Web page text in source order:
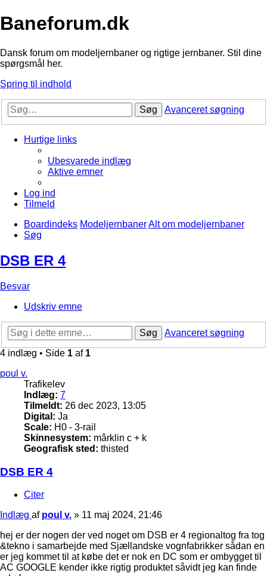
Baneforum.dk
Dansk forum om modeljernbaner og rigtige jernbaner. Stil dine
spørgsmål her.
Spring til indhold
Søg Avanceret søgning
Hurtige links
Ubesvarede indlæg
Aktive emner
Log ind
Tilmeld
Boardindeks ModeljernbanerAlt om modeljernbaner
Søg
DSB ER 4
Besvar
Udskriv emne
Søg
Avanceret søgning
4 indlæg • Side 1 af 1
poul v.
Trafikelev
Indlæg: 7
Tilmeldt: 26 dec 2023, 13:05
Digital: Ja
Scale: H0 - 3-rail
Skinnesystem: mârklin c + k
Geografisk sted: thisted
DSB ER 4
Citer
Indlæg af poul v. » 11 maj 2024, 21:46
hej er der nogen der ved noget om DSB er 4 regionaltog fra tog
&tekno i samarbejde med Sjællandske vognfabrikker sådan en
er jeg kommet til at købe det er nok en DC som er ombygget til
AC GOOGLE kender ikke rigtig produktet såvidt jeg kan finde